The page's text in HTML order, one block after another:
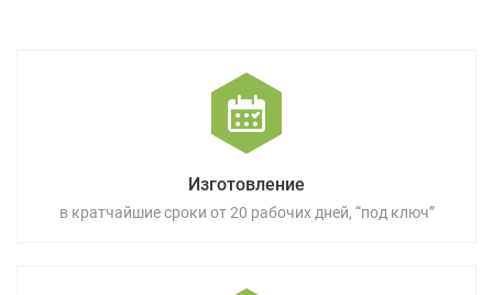
Изготовление
в кратчайшие сроки от 20 рабочих дней, “под ключ”